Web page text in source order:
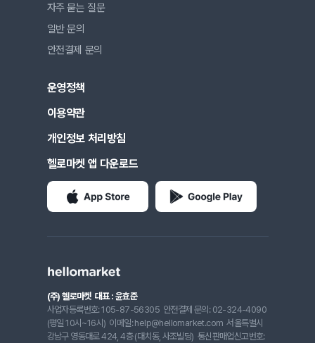
자주 묻는 질문
일반 문의
안전결제 문의
운영정책
이용약관
개인정보 처리방침
헬로마켓 앱 다운로드
(주) 헬로마켓 대표 : 윤효준
사업자등록번호: 105-87-56305 안전결제 문의: 02-324-4090
(평일 10시~16시) 이메일: help@hellomarket.com 서울특별시
강남구 영동대로 424, 4층 (대치동, 사조빌딩) 통신판매업신고번호: